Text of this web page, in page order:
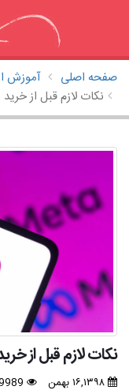
صفحه اصلی
آموزش
نکات لازم قبل از
نکات لازم قبل از